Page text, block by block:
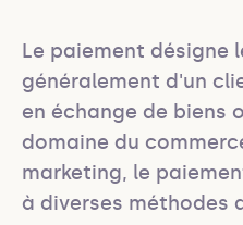
Le paiement désigne
généralement d'un
en échange de biens
domaine du
marketing, le
à diverses méthodes